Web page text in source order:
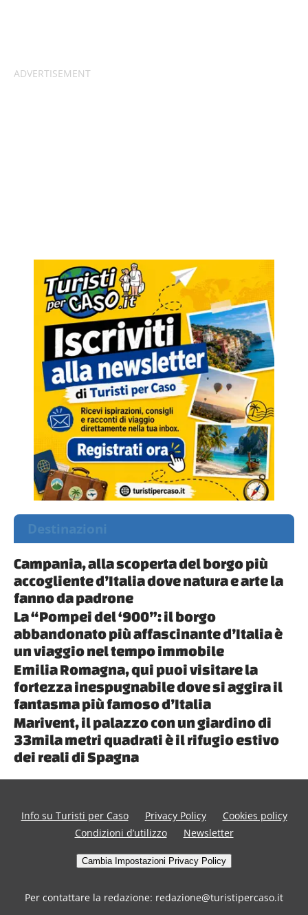
Destinazioni
Campania, alla scoperta del borgo più
accogliente d’Italia dove natura e arte la
fanno da padrone
La “Pompei del ‘900”: il borgo
abbandonato più affascinante d’Italia è
un viaggio nel tempo immobile
Emilia Romagna, qui puoi visitare la
fortezza inespugnabile dove si aggira il
fantasma più famoso d’Italia
Marivent, il palazzo con un giardino di
33mila metri quadrati è il rifugio estivo
dei reali di Spagna
Info su Turisti per Caso Privacy Policy
Cookies policy
Condizioni d’utilizzo
Newsletter
Cambia Impostazioni Privacy Policy
Per contattare la redazione: redazione@turistipercaso.it